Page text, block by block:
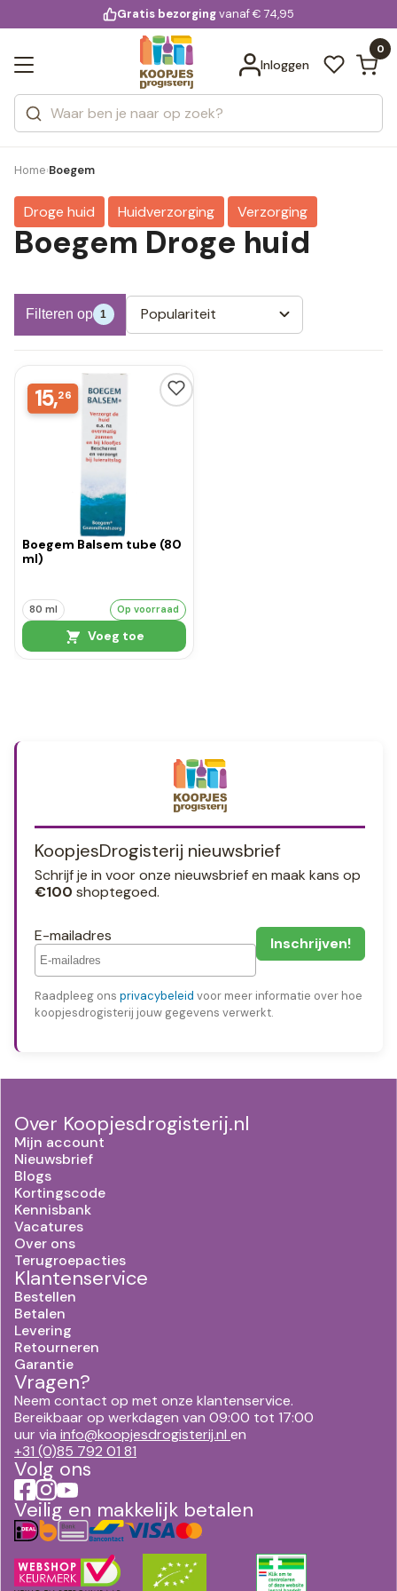
voor 20:00 uur besteld
Gratis bezorgingvanaf € 74,95
Inloggen
0
Zoeken
Categorieën
Merken
Bekijk alle resultaten
Home›Boegem
Droge huid Huidverzorging Verzorging
Boegem Droge huid
Filteren op 1 Populariteit
15,26
Boegem Balsem tube (80
ml)
80 ml Op voorraad
Voeg toe
KoopjesDrogisterij nieuwsbrief
Schrijf je in voor onze nieuwsbrief en maak kans op
€100 shoptegoed.
E-mailadres
Raadpleeg ons privacybeleid voor meer informatie over hoe
koopjesdrogisterij jouw gegevens verwerkt.
Over Koopjesdrogisterij.nl
Mijn account
Nieuwsbrief
Blogs
Kortingscode
Kennisbank
Vacatures
Over ons
Terugroepacties
Klantenservice
Bestellen
Betalen
Levering
Retourneren
Garantie
Vragen?
Neem contact op met onze klantenservice.
Bereikbaar op werkdagen van 09:00 tot 17:00
uur via info@koopjesdrogisterij.nl en
+31 (0)85 792 01 81
Volg ons
Veilig en makkelijk betalen